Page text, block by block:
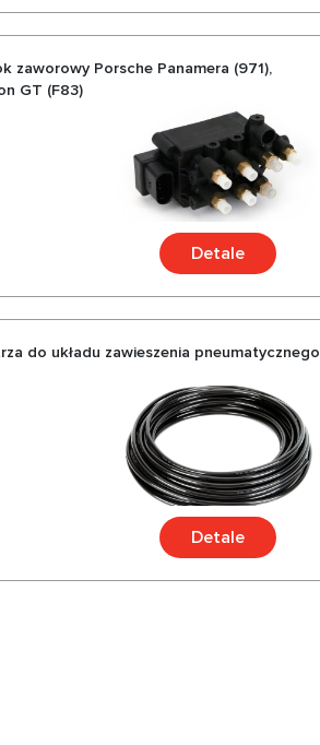
zaworowy Porsche Panamera (971),
GT (F83)
Detale
do układu zawieszenia pneumatycznego
Detale